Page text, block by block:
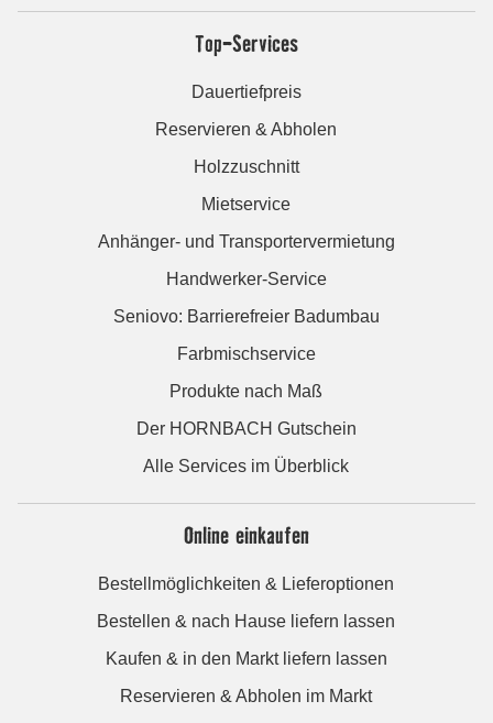
Top-Services
Dauertiefpreis
Reservieren & Abholen
Holzzuschnitt
Mietservice
Anhänger- und Transportervermietung
Handwerker-Service
Seniovo: Barrierefreier Badumbau
Farbmischservice
Produkte nach Maß
Der HORNBACH Gutschein
Alle Services im Überblick
Online einkaufen
Bestellmöglichkeiten & Lieferoptionen
Bestellen & nach Hause liefern lassen
Kaufen & in den Markt liefern lassen
Reservieren & Abholen im Markt